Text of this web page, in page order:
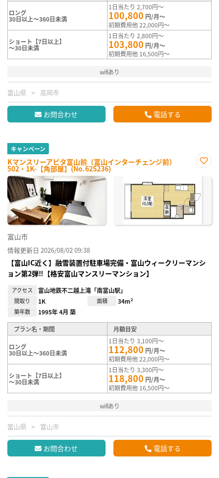
ロング
30日以上～360日未満
1日当たり 2,700円～
100,800 円/月～
初期費用他 22,000円～
ショート【7日以上】
～30日未満
1日当たり 2,800円～
103,800 円/月～
初期費用他 16,500円～
wifiあり
富山県 高岡市
お問合わせ 電話する
キャンペーン
Kマンスリーアピタ富山前（富山インターチェンジ前）
502・1K-【角部屋】(No.625236)
に入
録
富山市
情報更新日 2026/08/02 09:38
【富山IC近く】融雪装置付駐車場完備・富山ウィークリーマンシ
ョン第2弾‼【格安富山マンスリーマンション】
アクセス 富山地鉄不二越上滝「南富山駅」
間取り 1K 面積 34m²
築年数 1995年 4月 築
プラン名・期間 月額目安
ロング
30日以上～360日未満
1日当たり 3,100円～
112,800 円/月～
初期費用他 22,000円～
ショート【7日以上】
～30日未満
1日当たり 3,300円～
118,800 円/月～
初期費用他 16,500円～
wifiあり
富山県 富山市
お問合わせ 電話する